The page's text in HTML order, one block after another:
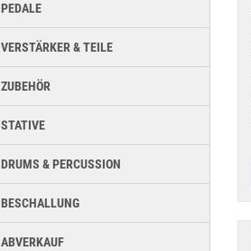
PEDALE
VERSTÄRKER & TEILE
ZUBEHÖR
STATIVE
DRUMS & PERCUSSION
BESCHALLUNG
ABVERKAUF